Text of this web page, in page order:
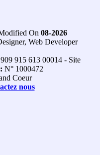
On 08-2026
Web Developer
909 915 613 00014 - Site
N° 1000472
Coeur
nous